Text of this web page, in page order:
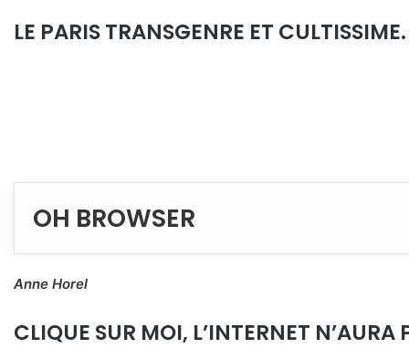
LE PARIS TRANSGENRE ET CULTISSIME.
OH BROWSER
Anne Horel
CLIQUE SUR MOI, L’INTERNET N’AURA